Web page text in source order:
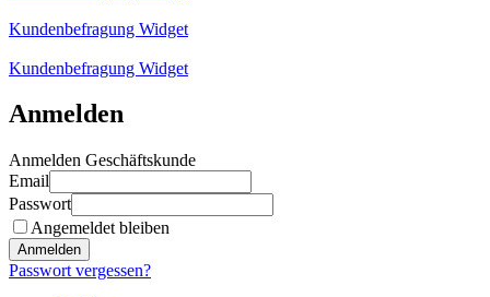
Kundenbefragung Widget
Kundenbefragung Widget
Anmelden
Anmelden Geschäftskunde
Email
Passwort
Angemeldet bleiben
Anmelden
Passwort vergessen?